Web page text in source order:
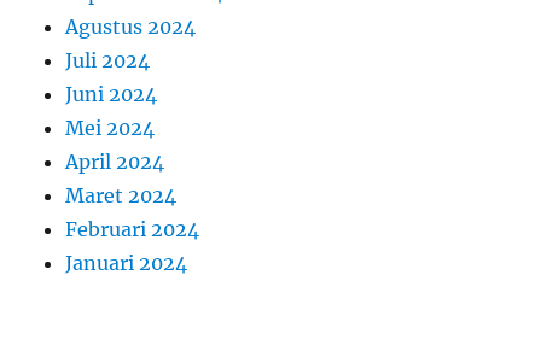
Agustus 2024
Juli 2024
Juni 2024
Mei 2024
April 2024
Maret 2024
Februari 2024
Januari 2024